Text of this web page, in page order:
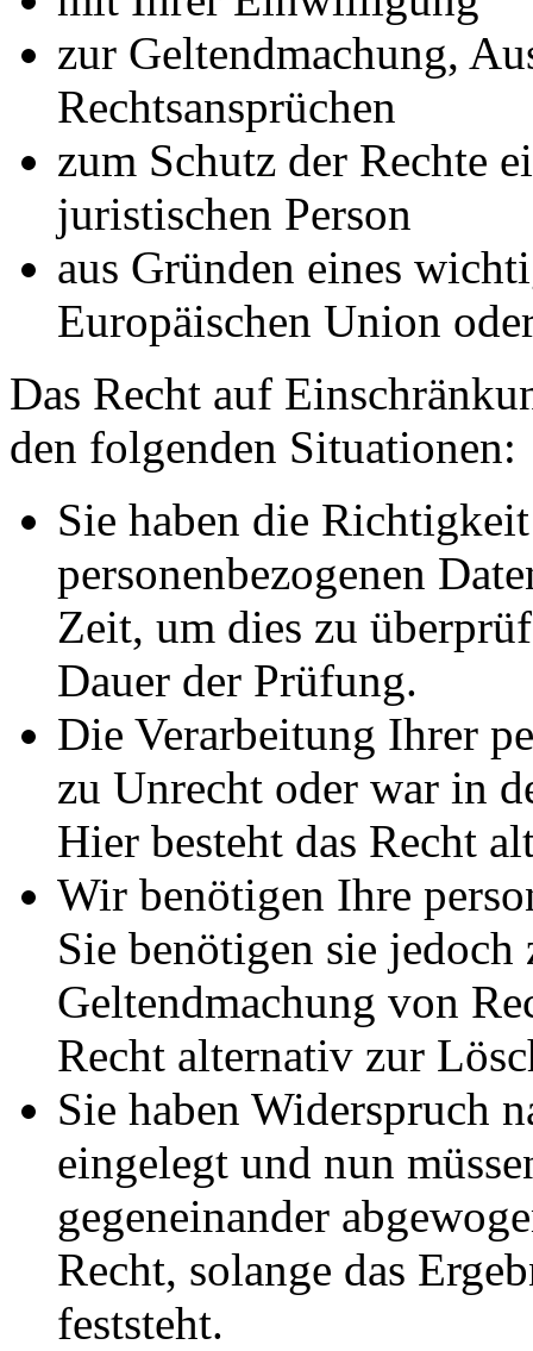
zur Geltendmachung,
Rechtsansprüchen
zum Schutz der Rechte
juristischen Person
aus Gründen eines
Europäischen Union
Das Recht auf
den folgenden Situationen:
Sie haben die
personenbezogenen
Zeit, um dies zu
Dauer der Prüfung.
Die Verarbeitung Ihrer
zu Unrecht oder war in
Hier besteht das Recht
Wir benötigen Ihre
Sie benötigen sie
Geltendmachung von
Recht alternativ zur
Sie haben Widerspruch
eingelegt und nun
gegeneinander
Recht, solange das
feststeht.